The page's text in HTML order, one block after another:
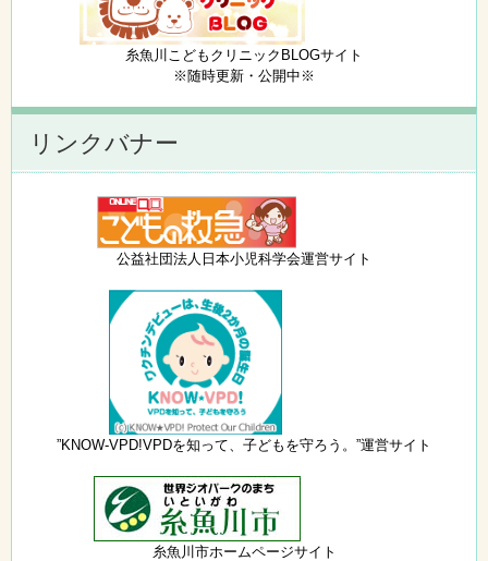
糸魚川こどもクリニックBLOGサイト
※随時更新・公開中※
リンクバナー
公益社団法人日本小児科学会運営サイト
”KNOW-VPD!VPDを知って、子どもを守ろう。”運営サイト
糸魚川市ホームページサイト